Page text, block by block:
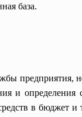
база.
предприятия,
и
в бюджет и